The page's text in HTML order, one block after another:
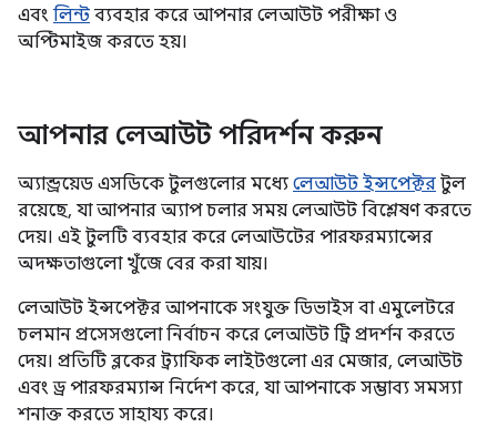
এবং লিন্ট ব্যবহার করে আপনার লেআউট পরীক্ষা ও
অপ্টিমাইজ করতে হয়।
আপনার লেআউট পরিদর্শন করুন
অ্যান্ড্রয়েড এসডিকে টুলগুলোর মধ্যে লেআউট ইন্সপেক্টর টুল
রয়েছে, যা আপনার অ্যাপ চলার সময় লেআউট বিশ্লেষণ করতে
দেয়। এই টুলটি ব্যবহার করে লেআউটের পারফরম্যান্সের
অদক্ষতাগুলো খুঁজে বের করা যায়।
লেআউট ইন্সপেক্টর আপনাকে সংযুক্ত ডিভাইস বা এমুলেটরে
চলমান প্রসেসগুলো নির্বাচন করে লেআউট ট্রি প্রদর্শন করতে
দেয়। প্রতিটি ব্লকের ট্র্যাফিক লাইটগুলো এর মেজার, লেআউট
এবং ড্র পারফরম্যান্স নির্দেশ করে, যা আপনাকে সম্ভাব্য সমস্যা
শনাক্ত করতে সাহায্য করে।